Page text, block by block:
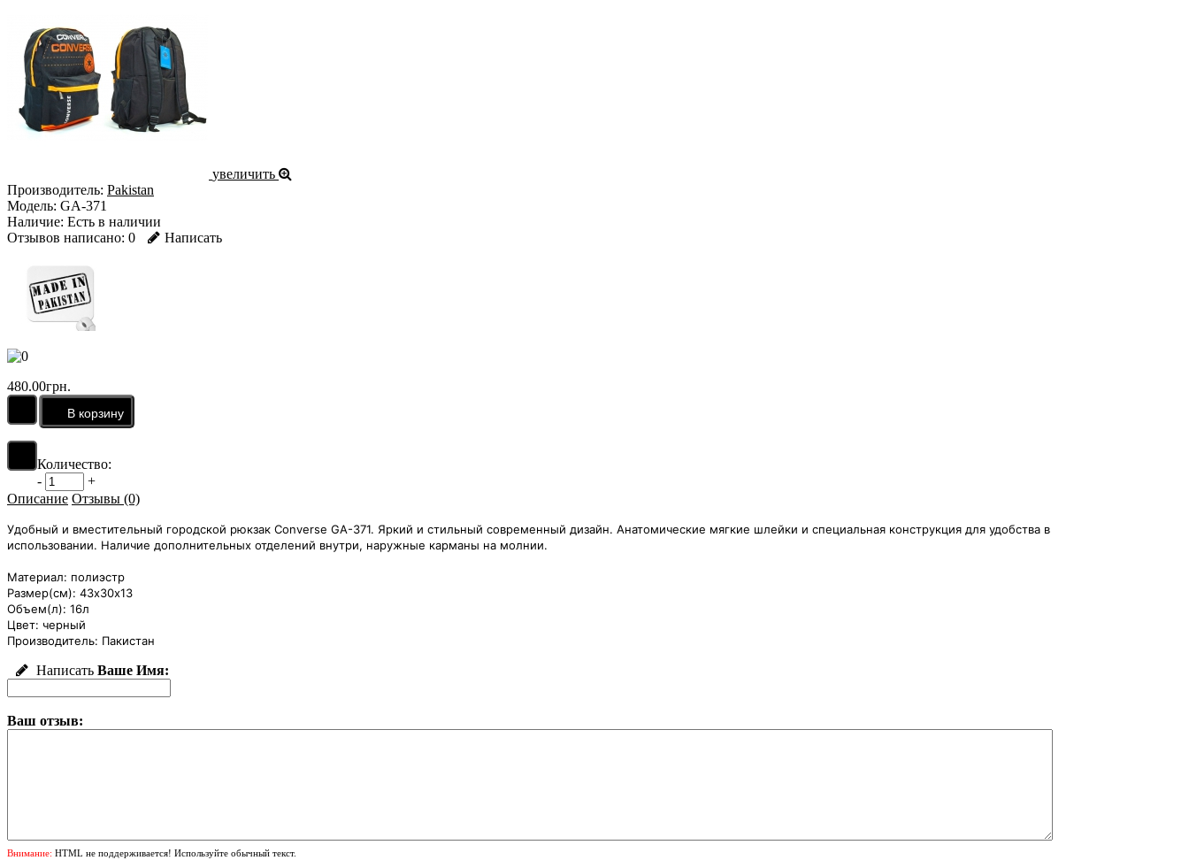
увеличить
Производитель: Pakistan
Модель: GA-371
Наличие: Есть в наличии
Отзывов написано: 0 Написать
480.00грн.
Количество:
-
+
Описание Отзывы (0)
Удобный и вместительный городской рюкзак Converse GA-371. Яркий и стильный современный дизайн. Анатомические мягкие шлейки и специальная конструкция для удобства в
использовании. Наличие дополнительных отделений внутри, наружные карманы на молнии.
Материал: полиэстр
Размер(см): 43х30х13
Объем(л): 16л
Цвет: черный
Производитель: Пакистан
Написать Ваше Имя:
Ваш отзыв:
Внимание: HTML не поддерживается! Используйте обычный текст.